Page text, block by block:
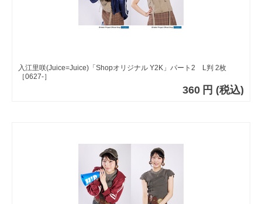
入江里咲(Juice=Juice)「Shopオリジナル Y2K」パート2 L判 2枚
［0627-］
360 円 (税込)